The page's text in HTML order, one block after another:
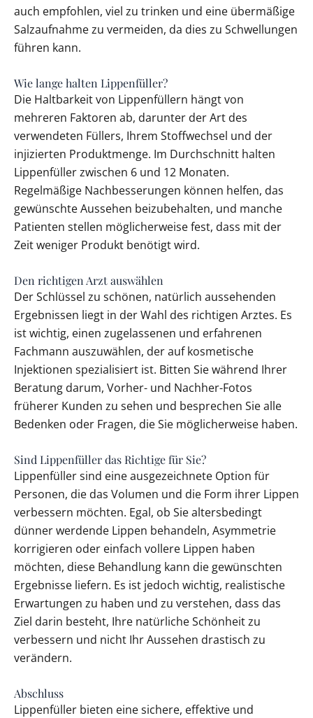
auch empfohlen, viel zu trinken und eine übermäßige
Salzaufnahme zu vermeiden, da dies zu Schwellungen
führen kann.
Wie lange halten Lippenfüller?
Die Haltbarkeit von Lippenfüllern hängt von
mehreren Faktoren ab, darunter der Art des
verwendeten Füllers, Ihrem Stoffwechsel und der
injizierten Produktmenge. Im Durchschnitt halten
Lippenfüller zwischen 6 und 12 Monaten.
Regelmäßige Nachbesserungen können helfen, das
gewünschte Aussehen beizubehalten, und manche
Patienten stellen möglicherweise fest, dass mit der
Zeit weniger Produkt benötigt wird.
Den richtigen Arzt auswählen
Der Schlüssel zu schönen, natürlich aussehenden
Ergebnissen liegt in der Wahl des richtigen Arztes. Es
ist wichtig, einen zugelassenen und erfahrenen
Fachmann auszuwählen, der auf kosmetische
Injektionen spezialisiert ist. Bitten Sie während Ihrer
Beratung darum, Vorher- und Nachher-Fotos
früherer Kunden zu sehen und besprechen Sie alle
Bedenken oder Fragen, die Sie möglicherweise haben.
Sind Lippenfüller das Richtige für Sie?
Lippenfüller sind eine ausgezeichnete Option für
Personen, die das Volumen und die Form ihrer Lippen
verbessern möchten. Egal, ob Sie altersbedingt
dünner werdende Lippen behandeln, Asymmetrie
korrigieren oder einfach vollere Lippen haben
möchten, diese Behandlung kann die gewünschten
Ergebnisse liefern. Es ist jedoch wichtig, realistische
Erwartungen zu haben und zu verstehen, dass das
Ziel darin besteht, Ihre natürliche Schönheit zu
verbessern und nicht Ihr Aussehen drastisch zu
verändern.
Abschluss
Lippenfüller bieten eine sichere, effektive und